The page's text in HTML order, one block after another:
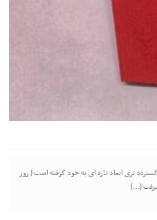
گسترده تری ابعاد تازه ای به خود گرفته است ( روز
[…]